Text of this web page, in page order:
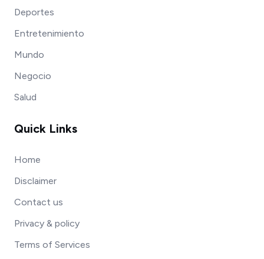
Deportes
Entretenimiento
Mundo
Negocio
Salud
Quick Links
Home
Disclaimer
Contact us
Privacy & policy
Terms of Services